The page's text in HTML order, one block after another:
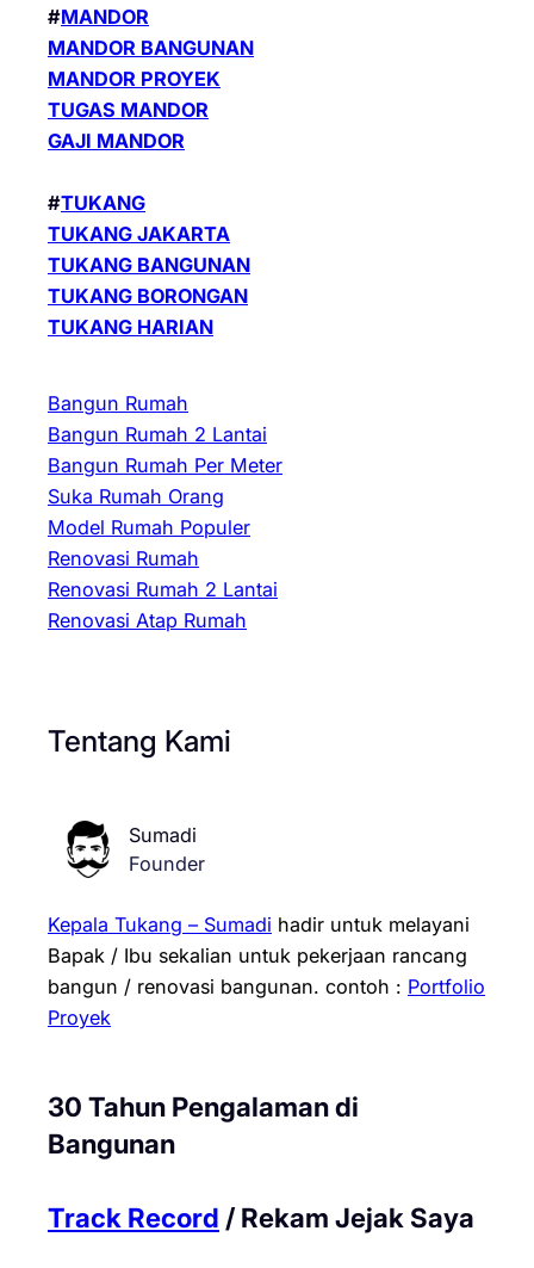
#MANDOR
MANDOR BANGUNAN
MANDOR PROYEK
TUGAS MANDOR
GAJI MANDOR
#TUKANG
TUKANG JAKARTA
TUKANG BANGUNAN
TUKANG BORONGAN
TUKANG HARIAN
Bangun Rumah
Bangun Rumah 2 Lantai
Bangun Rumah Per Meter
Suka Rumah Orang
Model Rumah Populer
Renovasi Rumah
Renovasi Rumah 2 Lantai
Renovasi Atap Rumah
Tentang Kami
Sumadi
Founder
Kepala Tukang – Sumadi hadir untuk melayani
Bapak / Ibu sekalian untuk pekerjaan rancang
bangun / renovasi bangunan. contoh : Portfolio
Proyek
30 Tahun Pengalaman di
Bangunan
Track Record / Rekam Jejak Saya